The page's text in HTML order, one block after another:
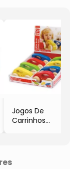
Jogos De
Carrinhos